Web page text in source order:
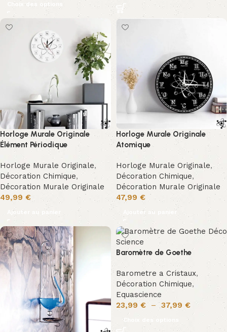
Choix des options
Horloge Murale Originale
Élément Périodique
Horloge Murale Originale,
Décoration Chimique,
Décoration Murale Originale
49,99€
Ajouter au panier
Horloge Murale Originale
Atomique
Horloge Murale Originale,
Décoration Chimique,
Décoration Murale Originale
47,99 €
Ajouter au panier
Baromètre de Goethe
Barometre a Cristaux,
Décoration Chimique,
Equascience
23,99 € – 37,99 €
Choix des options